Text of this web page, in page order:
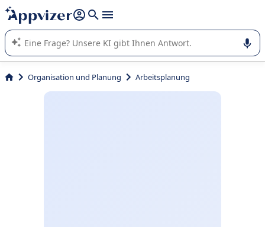
beantworten (mehrere Zeilen mit
Die KI von Appvizer führt Sie bei der Nutzung oder Auswahl
von SaaS-Software in Unternehmen.
Organisation und Planung Arbeitsplanung